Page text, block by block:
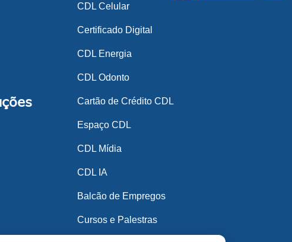
CDL Celular
Certificado Digital
CDL Energia
CDL Odonto
Cartão de Crédito CDL
Espaço CDL
CDL Mídia
CDL IA
Balcão de Empregos
Cursos e Palestras